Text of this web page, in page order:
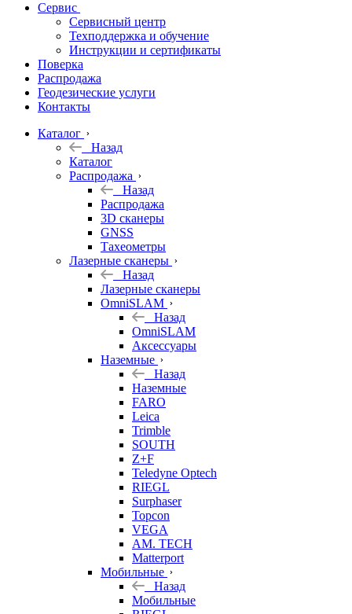
Софт
Георадары
Акции
Гидрография
Подбор
оборудования
по задачам
Архив
Геодезическое
оборудование
Сервис
Сервисный центр
Техподдержка и обучение
Инструкции и сертификаты
Поверка
Распродажа
Геодезические услуги
Контакты
Каталог
Назад
Каталог
Распродажа
Назад
Распродажа
3D сканеры
GNSS
Тахеометры
Лазерные сканеры
Назад
Лазерные сканеры
OmniSLAM
Назад
OmniSLAM
Аксессуары
Наземные
Назад
Наземные
FARO
Leica
Trimble
SOUTH
Z+F
Teledyne Optech
RIEGL
Surphaser
Topcon
VEGA
AM. TECH
Matterport
Мобильные
Назад
Мобильные